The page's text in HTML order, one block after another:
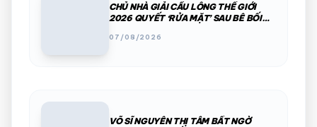
CHỦ NHÀ GIẢI CẦU LÔNG THẾ GIỚI
2026 QUYẾT ‘RỬA MẶT’ SAU BÊ BỐI
07/08/2026
VÕ SĨ NGUYỄN THỊ TÂM BẤT NGỜ